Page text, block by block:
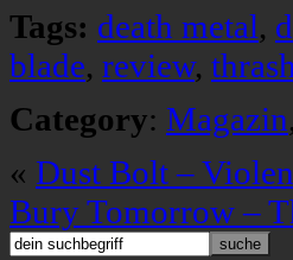
Tags: death metal,
blade, review,
Category: Magazin,
« Dust Bolt –
Bury Tomorrow –